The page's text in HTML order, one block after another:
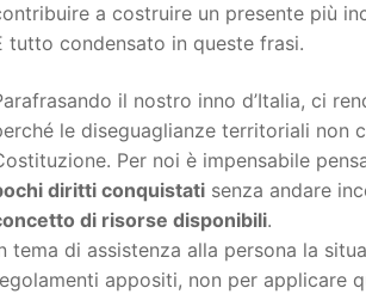
a costruire un presente più
tutto condensato in queste frasi.
il nostro inno d’Italia, ci
le diseguaglianze territoriali non
Per noi è impensabile
diritti conquistati senza andare
di risorse disponibili.
tema di assistenza alla persona la
appositi, non per applicare